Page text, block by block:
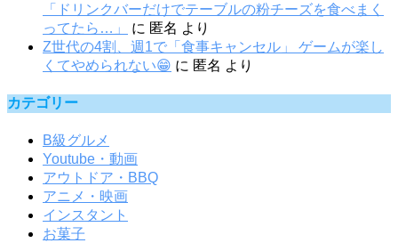
「ドリンクバーだけでテーブルの粉チーズを食べまく
ってたら…」
に 匿名 より
Z世代の4割、週1で「食事キャンセル」 ゲームが楽し
くてやめられない😁 に 匿名 より
カテゴリー
B級グルメ
Youtube・動画
アウトドア・BBQ
アニメ・映画
インスタント
お菓子